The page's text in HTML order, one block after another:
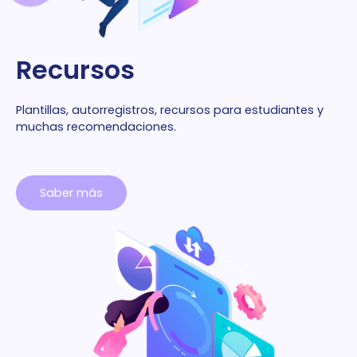
Recursos
Plantillas, autorregistros, recursos para estudiantes y
muchas recomendaciones.
Saber más